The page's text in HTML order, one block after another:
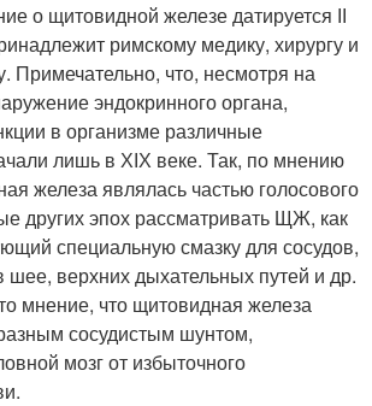
о щитовидной железе датируется ІІ
римскому медику, хирургу и
Примечательно, что, несмотря на
эндокринного органа,
в организме различные
лишь в ХІХ веке. Так, по мнению
железа являлась частью голосового
других эпох рассматривать ЩЖ, как
специальную смазку для сосудов,
верхних дыхательных путей и др.
мнение, что щитовидная железа
сосудистым шунтом,
мозг от избыточного